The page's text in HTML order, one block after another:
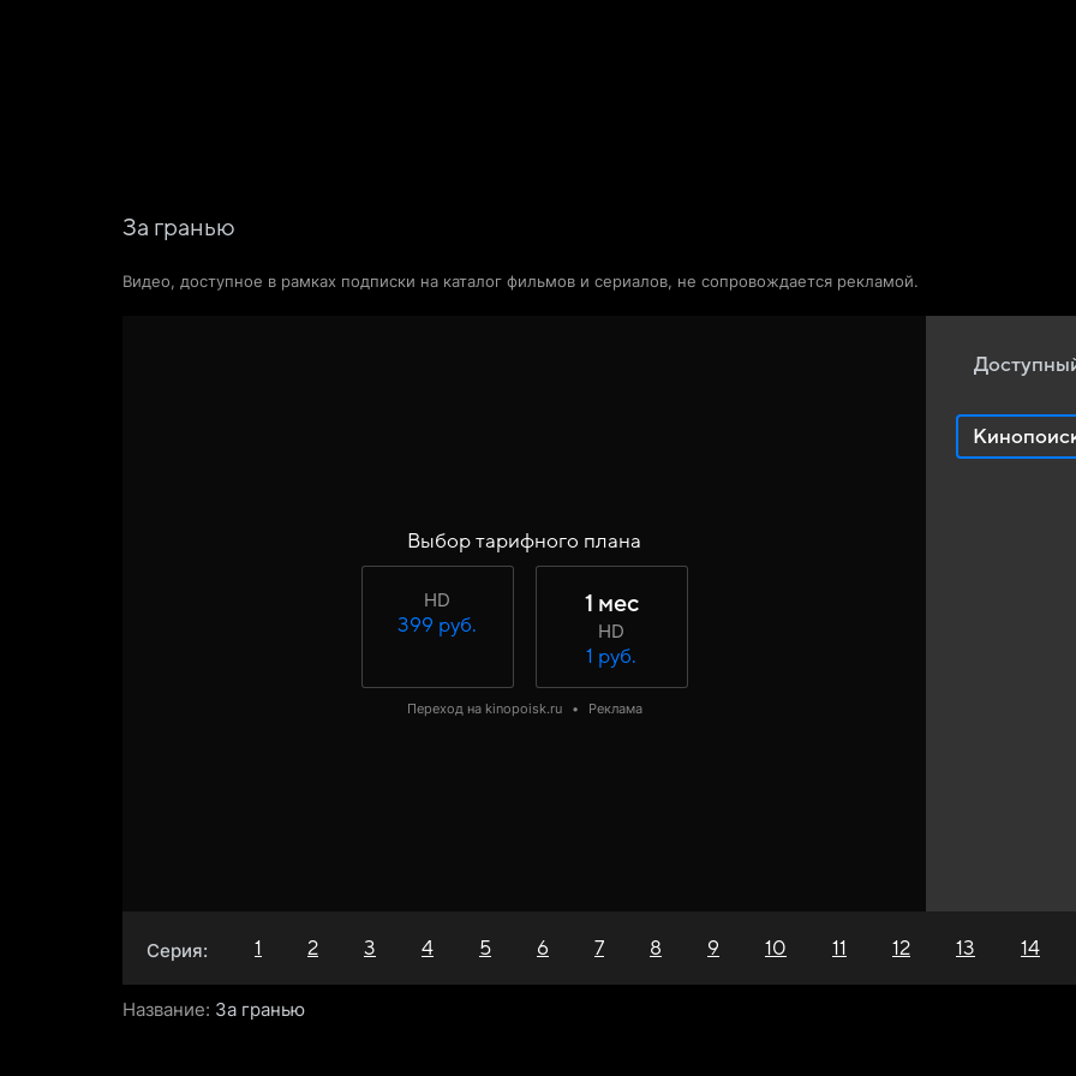
За гранью
Видео, доступное в рамках подписки на каталог фильмов и сериалов, не сопровождается рекламой.
Выбор тарифного плана
HD
399 руб.
1 мес
HD
1 руб.
Переход на kinopoisk.ru • Реклама
Серия: 1 2 3 4 5 6 7 8 9 10 11 12 13 14
Название: За гранью